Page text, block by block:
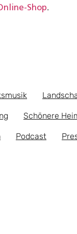
Shop.
Schönere
Podcast